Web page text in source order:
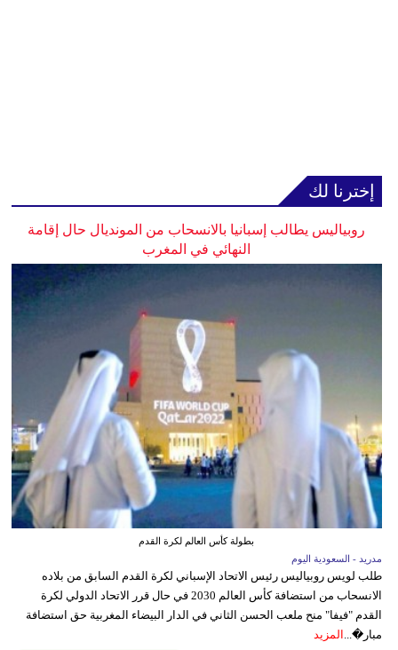
إخترنا لك
روبياليس يطالب إسبانيا بالانسحاب من المونديال حال إقامة
النهائي في المغرب
بطولة كأس العالم لكرة القدم
مدريد - السعودية اليوم
طلب لويس روبياليس رئيس الاتحاد الإسباني لكرة القدم السابق من بلاده
الانسحاب من استضافة كأس العالم 2030 في حال قرر الاتحاد الدولي لكرة
القدم "فيفا" منح ملعب الحسن الثاني في الدار البيضاء المغربية حق استضافة
مبار�... المزيد